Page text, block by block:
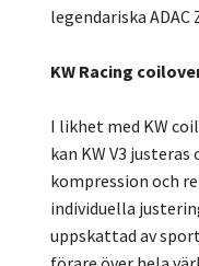
legendariska
KW Racing
I likhet med KW
kan KW V3 justeras
kompression och
individuella
uppskattad av